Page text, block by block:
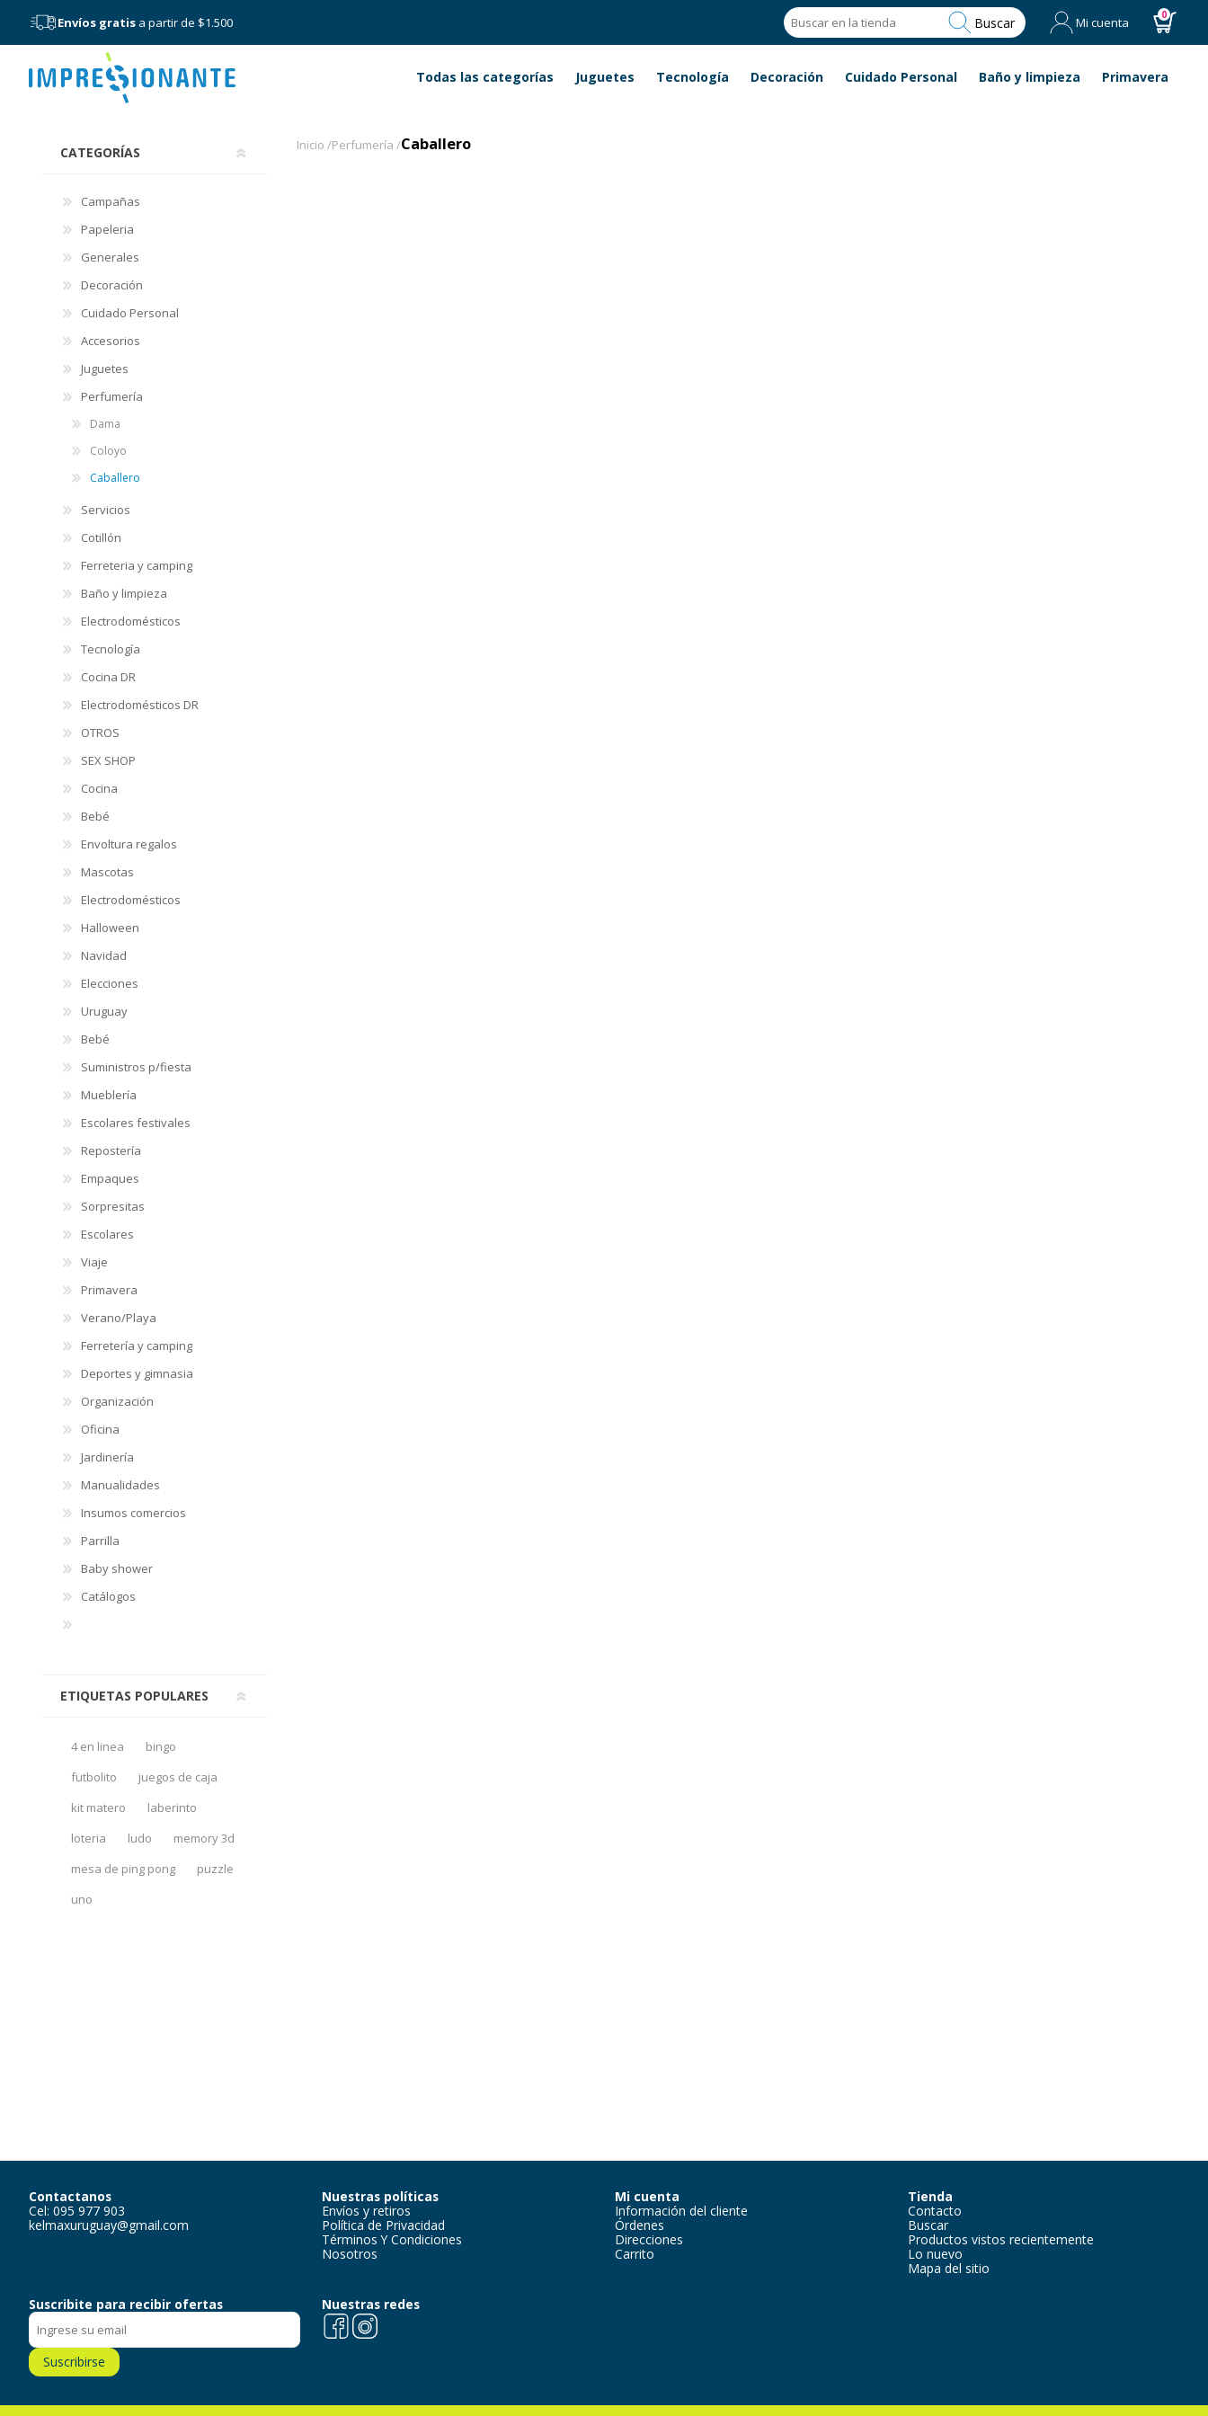
Envíos gratis a partir de $1.500 Buscar Mi cuenta 0
Menú Todas las categorías Juguetes Tecnología Decoración Cuidado Personal Baño y limpieza Primavera
Caballero
Inicio /Perfumería /Caballero
CATEGORÍAS
Campañas
Papeleria
Generales
Decoración
Cuidado Personal
Accesorios
Juguetes
Perfumería
Dama
Coloyo
Caballero
Servicios
Cotillón
Ferreteria y camping
Baño y limpieza
Electrodomésticos
Tecnología
Cocina DR
Electrodomésticos DR
OTROS
SEX SHOP
Cocina
Bebé
Envoltura regalos
Mascotas
Electrodomésticos
Halloween
Navidad
Elecciones
Uruguay
Bebé
Suministros p/fiesta
Mueblería
Escolares festivales
Repostería
Empaques
Sorpresitas
Escolares
Viaje
Primavera
Verano/Playa
Ferretería y camping
Deportes y gimnasia
Organización
Oficina
Jardinería
Manualidades
Insumos comercios
Parrilla
Baby shower
Catálogos
ETIQUETAS POPULARES
4 en linea
bingo
futbolito
juegos de caja
kit matero
laberinto
loteria
ludo
memory 3d
mesa de ping pong
puzzle
uno
Contactanos
Cel: 095 977 903
kelmaxuruguay@gmail.com
Nuestras políticas
Envíos y retiros
Política de Privacidad
Términos Y Condiciones
Nosotros
Mi cuenta
Información del cliente
Órdenes
Direcciones
Carrito
Tienda
Contacto
Buscar
Productos vistos recientemente
Lo nuevo
Mapa del sitio
Suscribite para recibir ofertas
Suscribirse
Nuestras redes
FacebookInstagram